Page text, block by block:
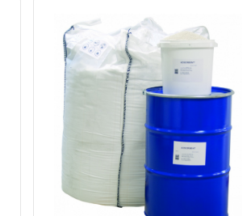
Быстрый просмотрДобавить к сравнениюДобавить в избранное